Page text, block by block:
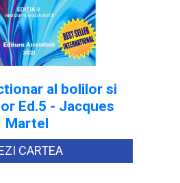
al bolilor si
Ed.5 - Jacques
Martel
CARTEA